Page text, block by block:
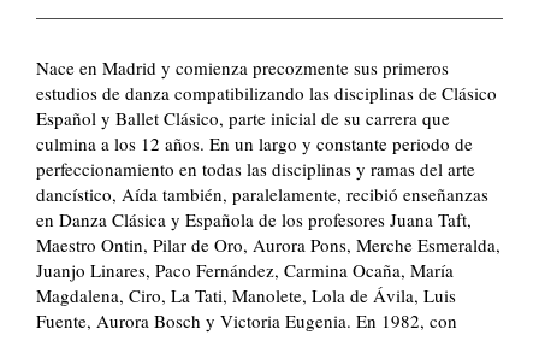
Nace en Madrid y comienza precozmente sus primeros
estudios de danza compatibilizando las disciplinas de Clásico
Español y Ballet Clásico, parte inicial de su carrera que
culmina a los 12 años. En un largo y constante periodo de
perfeccionamiento en todas las disciplinas y ramas del arte
dancístico, Aída también, paralelamente, recibió enseñanzas
en Danza Clásica y Española de los profesores Juana Taft,
Maestro Ontin, Pilar de Oro, Aurora Pons, Merche Esmeralda,
Juanjo Linares, Paco Fernández, Carmina Ocaña, María
Magdalena, Ciro, La Tati, Manolete, Lola de Ávila, Luis
Fuente, Aurora Bosch y Victoria Eugenia. En 1982, con